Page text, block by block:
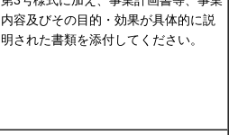
内容及びその目的・効果が具体的に説
明された書類を添付してください。